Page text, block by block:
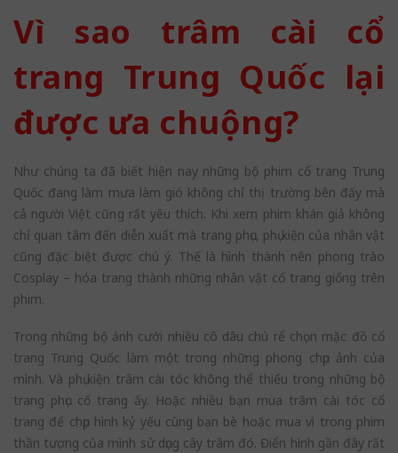
Vì sao trâm cài cổ
trang Trung Quốc lại
được ưa chuộng?
Như chúng ta đã biết hiện nay những bộ phim cổ trang Trung
Quốc đang làm mưa làm gió không chỉ thị trường bên đấy mà
cả người Việt cũng rất yêu thích. Khi xem phim khán giả không
chỉ quan tâm đến diễn xuất mà trang phục, phụ kiện của nhân vật
cũng đặc biệt được chú ý. Thế là hình thành nên phong trào
Cosplay – hóa trang thành những nhân vật cổ trang giống trên
phim.
Trong những bộ ảnh cưới nhiều cô dâu chú rể chọn mặc đồ cổ
trang Trung Quốc làm một trong những phong chụp ảnh của
mình. Và phụ kiện trâm cài tóc không thể thiếu trong những bộ
trang phục cổ trang ấy. Hoặc nhiều bạn mua trâm cài tóc cổ
trang để chụp hình kỷ yếu cùng bạn bè hoặc mua vì trong phim
thần tượng của mình sử dụng cây trâm đó. Điển hình gần đây rất